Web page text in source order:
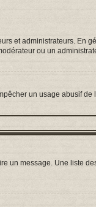
et administrateurs. En
ou un
un usage abusif
un message. Une liste